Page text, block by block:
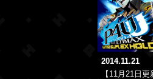
2014.11.21
【11月21日